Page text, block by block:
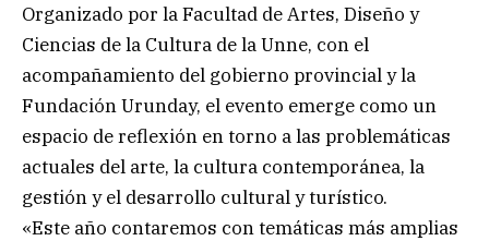
Organizado por la Facultad de Artes, Diseño y
Ciencias de la Cultura de la Unne, con el
acompañamiento del gobierno provincial y la
Fundación Urunday, el evento emerge como un
espacio de reflexión en torno a las problemáticas
actuales del arte, la cultura contemporánea, la
gestión y el desarrollo cultural y turístico.
«Este año contaremos con temáticas más amplias